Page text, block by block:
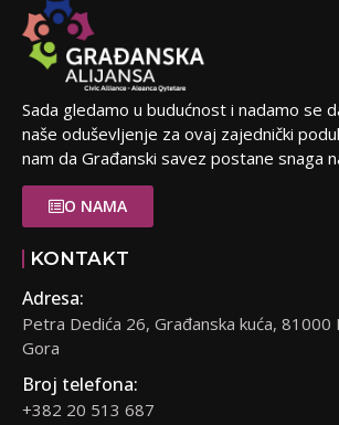
Sada gledamo u budućnost i nadamo se
naše oduševljenje za ovaj zajednički
nam da Građanski savez postane snaga
O NAMA
KONTAKT
Adresa:
Petra Dedića 26, Građanska kuća, 81000
Gora
Broj telefona:
+382 20 513 687